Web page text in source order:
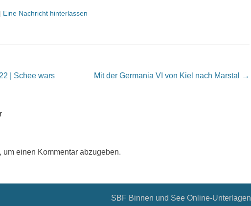
| Eine Nachricht hinterlassen
| Schee wars Mit der Germania VI von Kiel nach Marstal →
um einen Kommentar abzugeben.
SBF Binnen und See Online-Unterlagen